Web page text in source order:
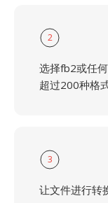
2
选择fb2或任
超过200种格式
3
让文件进行转